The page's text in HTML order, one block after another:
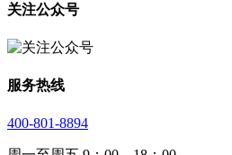
关注公众号
服务热线
400-801-8894